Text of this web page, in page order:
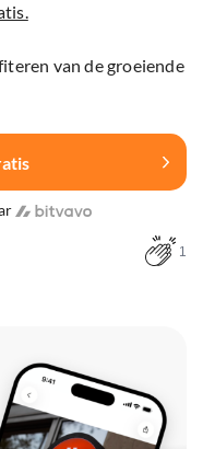
van de groeiende
1